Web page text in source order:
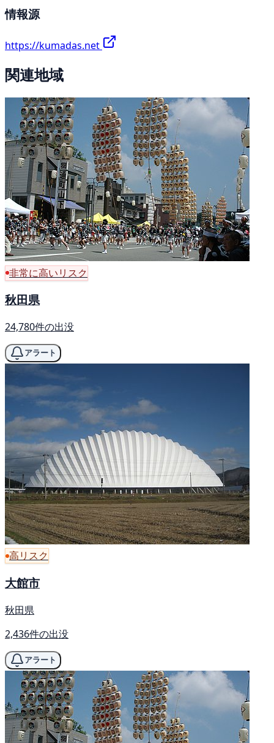
情報源
https://kumadas.net
関連地域
非常に高いリスク
秋田県
24,780件の出没
アラート
高リスク
大館市
秋田県
2,436件の出没
アラート